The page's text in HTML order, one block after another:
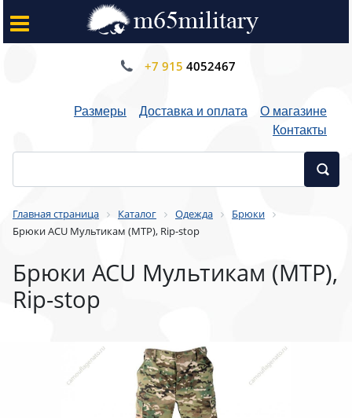
+7 915 4052467
Размеры Доставка и оплата
О магазине
Контакты
Главная страница Каталог Одежда
Брюки
Брюки ACU Мультикам (МТР), Rip-stop
Брюки ACU Мультикам (МТР),
Rip-stop